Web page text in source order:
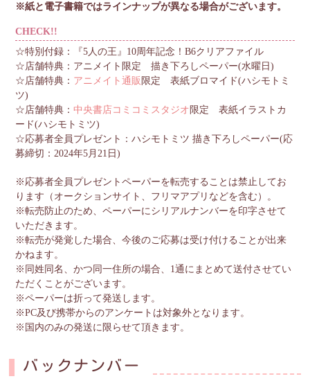
※紙と電子書籍ではラインナップが異なる場合がございます。
CHECK!!
☆特別付録：『5人の王』10周年記念！B6クリアファイル
☆店舗特典：アニメイト限定 描き下ろしペーパー(水曜日)
☆店舗特典： アニメイト通販 限定 表紙ブロマイド(ハシモトミ
ツ)
☆店舗特典：中央書店コミコミスタジオ 限定 表紙イラストカ
ード(ハシモトミツ)
☆応募者全員プレゼント：ハシモトミツ 描き下ろしペーパー(応
募締切：2024年5月21日)
※応募者全員プレゼントペーパーを転売することは禁止してお
ります（オークションサイト、フリマアプリなどを含む）。
※転売防止のため、ペーパーにシリアルナンバーを印字させて
いただきます。
※転売が発覚した場合、今後のご応募は受け付けることが出来
かねます。
※同姓同名、かつ同一住所の場合、1通にまとめて送付させてい
ただくことがございます。
※ペーパーは折って発送します。
※PC及び携帯からのアンケートは対象外となります。
※国内のみの発送に限らせて頂きます。
バックナンバー